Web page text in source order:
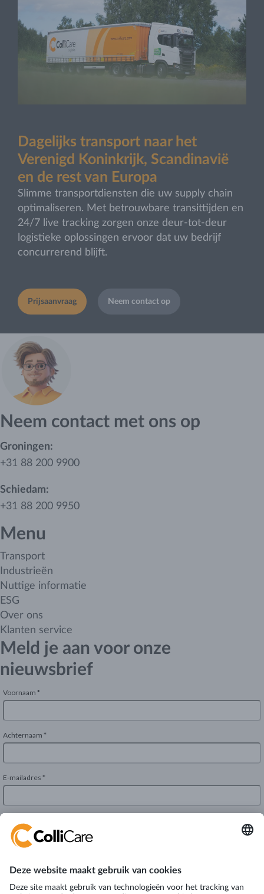
Dagelijks transport naar het
Verenigd Koninkrijk, Scandinavië
en de rest van Europa
Slimme transportdiensten die uw supply chain
optimaliseren. Met betrouwbare transittijden en
24/7 live tracking zorgen onze deur‑tot‑deur
logistieke oplossingen ervoor dat uw bedrijf
concurrerend blijft.
Prijsaanvraag Neem contact op
Neem contact met ons op
Groningen:
+31 88 200 9900
Schiedam:
+31 88 200 9950
Menu
Transport
Industrieën
Nuttige informatie
ESG
Over ons
Klanten service
Meld je aan voor onze
nieuwsbrief